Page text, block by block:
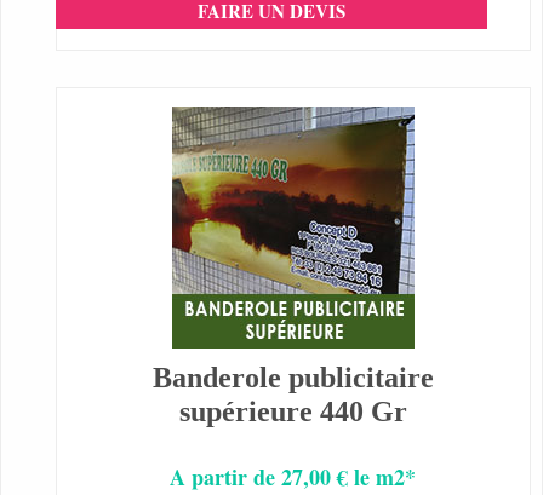
FAIRE UN DEVIS
Banderole publicitaire
supérieure 440 Gr
A partir de 27,00 € le m2*